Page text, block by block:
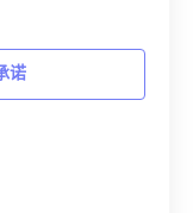
诺